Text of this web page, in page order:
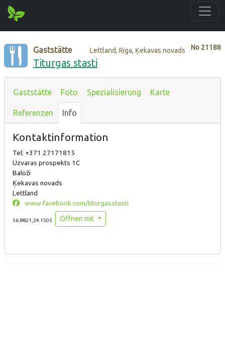
No 21188
Gaststätte Lettland, Riga, Ķekavas novads
Titurgas stasti
Gaststätte Foto Spezialisierung Karte
Referenzen Info
Kontaktinformation
Tel: +371 27171815
Uzvaras prospekts 1C
Baloži
Ķekavas novads
Lettland
www.facebook.com/titurgasstasti
56.8821,24.1505 Öffnen mit